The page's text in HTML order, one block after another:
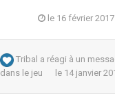
le 16 février 2017
Tribal a réagi à un
dans le jeu
le 14 janvier